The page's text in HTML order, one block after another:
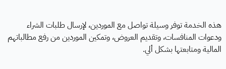
هذه الخدمة توفر وسيلة تواصل مع الموردين، لإرسال طلبات الشراء
ودعوات المنافسات، وتقديم العروض، وتمكين الموردين من رفع مطالباتهم
المالية ومتابعتها بشكل ألي.